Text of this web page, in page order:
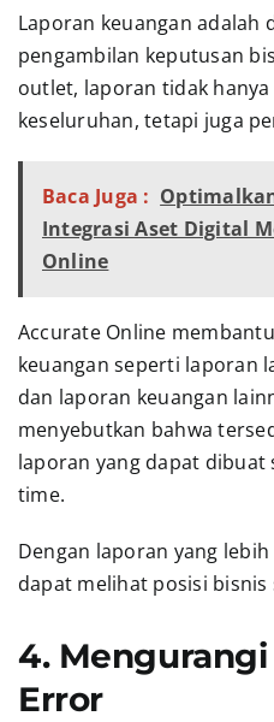
Laporan keuangan adalah
pengambilan keputusan
outlet, laporan tidak
keseluruhan, tetapi juga
Baca Juga :
Integrasi Aset Digital
Online
Accurate Online
keuangan seperti laporan
dan laporan keuangan
menyebutkan bahwa
laporan yang dapat dibuat
time.
Dengan laporan yang
dapat melihat posisi bisnis
4.
Error